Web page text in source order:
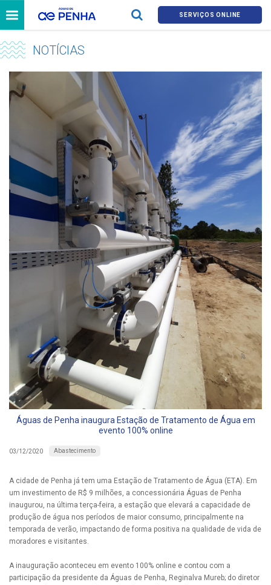
SERVIÇOS ONLINE
NOTÍCIAS
Águas de Penha inaugura Estação de Tratamento de Água em
evento 100% online
03/12/2020 Abastecimento
A cidade de Penha já tem uma Estação de Tratamento de Água (ETA). Em
um investimento de R$ 9 milhões, a concessionária Águas de Penha
inaugurou, na última terça-feira, a estação que elevará a capacidade de
produção de água nos períodos de maior consumo, principalmente na
temporada de verão, impactando de forma positiva na qualidade de vida de
moradores e visitantes.
A inauguração aconteceu em evento 100% online e contou com a
participação da presidente da Águas de Penha, Reginalva Mureb; do diretor